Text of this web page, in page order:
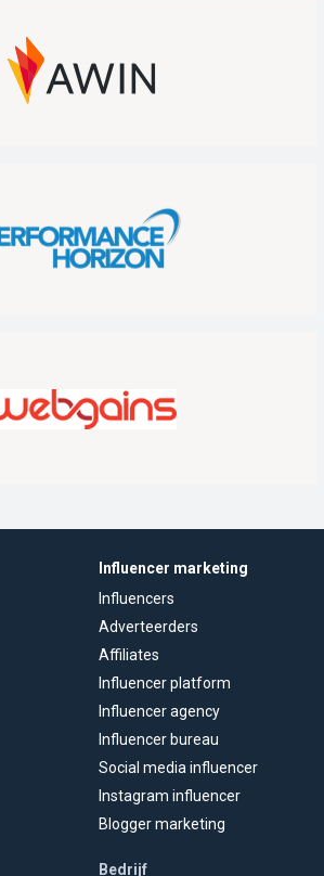
Influencer marketing
Influencers
Adverteerders
Affiliates
Influencer platform
Influencer agency
Influencer bureau
Social media influencer
Instagram influencer
Blogger marketing
Bedrijf